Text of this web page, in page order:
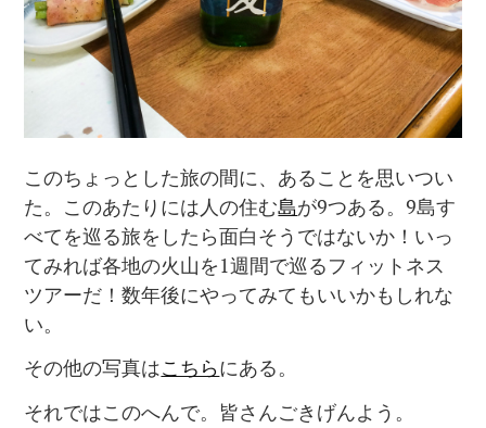
このちょっとした旅の間に、あることを思いつい
た。このあたりには人の住む島が9つある。9島す
べてを巡る旅をしたら面白そうではないか！いっ
てみれば各地の火山を1週間で巡るフィットネス
ツアーだ！数年後にやってみてもいいかもしれな
い。
その他の写真はこちらにある。
それではこのへんで。皆さんごきげんよう。